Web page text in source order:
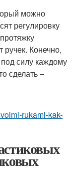
можно
регулировку
Конечно,
силу каждому
сделать –
rukami-kak-